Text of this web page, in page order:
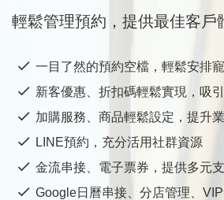
輕鬆管理預約，提供最佳客戶
一目了然的預約空檔，輕鬆安排
新客優惠、折扣碼輕鬆實現，吸
加購服務、商品輕鬆設定，提升
LINE預約，充分活用社群資源
金流串接、電子票券，提供多元
Google日曆串接、分店管理、